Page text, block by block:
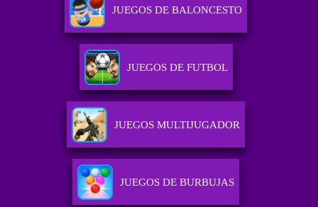
JUEGOS DE BALONCESTO
JUEGOS DE FUTBOL
JUEGOS MULTIJUGADOR
JUEGOS DE BURBUJAS